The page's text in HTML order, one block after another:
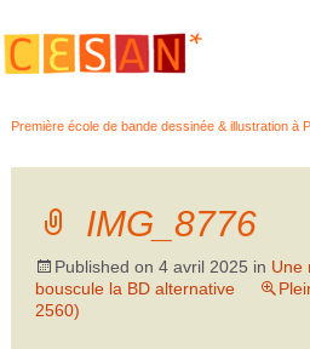
Première école de bande dessinée & illustration à
au
IMG_8776
Published on 4 avril 2025 in Une
bouscule la BD alternative
2560)